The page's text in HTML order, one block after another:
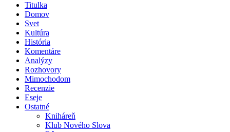
Titulka
Domov
Svet
Kultúra
História
Komentáre
Analýzy
Rozhovory
Mimochodom
Recenzie
Eseje
Ostatné
Kniháreň
Klub Nového Slova